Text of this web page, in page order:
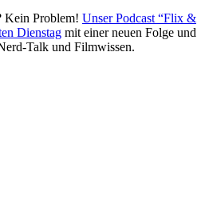
Kein Problem! Unser Podcast “Flix &
Dienstag mit einer neuen Folge und
Talk und Filmwissen.